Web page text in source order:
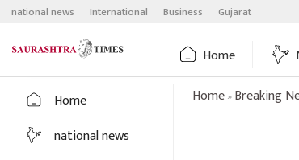
Skip
content
national news International Business Gujarat
Home
Home
national news
Home»Breaking